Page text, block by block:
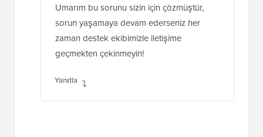
Umarım bu sorunu sizin için çözmüştür,
sorun yaşamaya devam ederseniz her
zaman destek ekibimizle iletişime
geçmekten çekinmeyin!
Yanıtla